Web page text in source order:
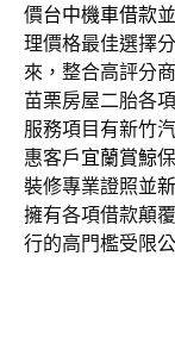
價台中機車借款
理價格最佳選擇
來，整合高評分
苗栗房屋二胎各
服務項目有新竹
惠客戶宜蘭賞鯨
裝修專業證照並
擁有各項借款顛
行的高門檻受限公